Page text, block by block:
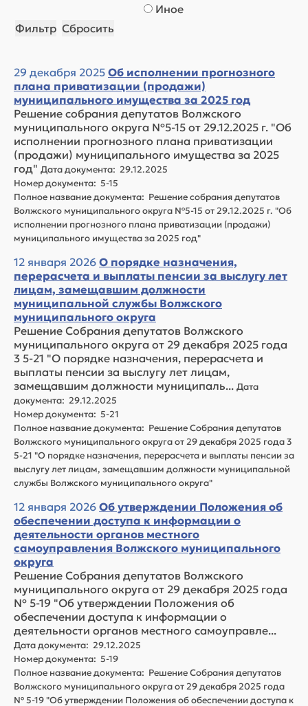
Иное
29 декабря 2025 Об исполнении прогнозного
плана приватизации (продажи)
муниципального имущества за 2025 год
Решение собрания депутатов Волжского
муниципального округа №5-15 от 29.12.2025 г. "Об
исполнении прогнозного плана приватизации
(продажи) муниципального имущества за 2025
год" Дата документа: 29.12.2025
Номер документа: 5-15
Полное название документа: Решение собрания депутатов
Волжского муниципального округа №5-15 от 29.12.2025 г. "Об
исполнении прогнозного плана приватизации (продажи)
муниципального имущества за 2025 год"
12 января 2026 О порядке назначения,
перерасчета и выплаты пенсии за выслугу лет
лицам, замещавшим должности
муниципальной службы Волжского
муниципального округа
Решение Собрания депутатов Волжского
муниципального округа от 29 декабря 2025 года
3 5-21 "О порядке назначения, перерасчета и
выплаты пенсии за выслугу лет лицам,
замещавшим должности муниципаль... Дата
документа: 29.12.2025
Номер документа: 5-21
Полное название документа: Решение Собрания депутатов
Волжского муниципального округа от 29 декабря 2025 года 3
5-21 "О порядке назначения, перерасчета и выплаты пенсии за
выслугу лет лицам, замещавшим должности муниципальной
службы Волжского муниципального округа"
12 января 2026 Об утверждении Положения об
обеспечении доступа к информации о
деятельности органов местного
самоуправления Волжского муниципального
округа
Решение Собрания депутатов Волжского
муниципального округа от 29 декабря 2025 года
№ 5-19 "Об утверждении Положения об
обеспечении доступа к информации о
деятельности органов местного самоуправле...
Дата документа: 29.12.2025
Номер документа: 5-19
Полное название документа: Решение Собрания депутатов
Волжского муниципального округа от 29 декабря 2025 года
№ 5-19 "Об утверждении Положения об обеспечении доступа к